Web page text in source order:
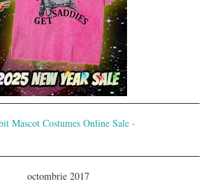
octombrie 2017